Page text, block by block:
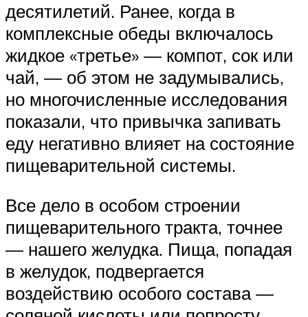
десятилетий. Ранее, когда в
комплексные обеды включалось
жидкое «третье» — компот, сок или
чай, — об этом не задумывались,
но многочисленные исследования
показали, что привычка запивать
еду негативно влияет на состояние
пищеварительной системы.
Все дело в особом строении
пищеварительного тракта, точнее
— нашего желудка. Пища, попадая
в желудок, подвергается
воздействию особого состава —